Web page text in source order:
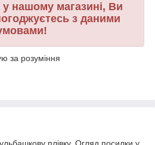
нашому магазині, Ви
з даними
за розуміння
плівку. Огляд посилки у